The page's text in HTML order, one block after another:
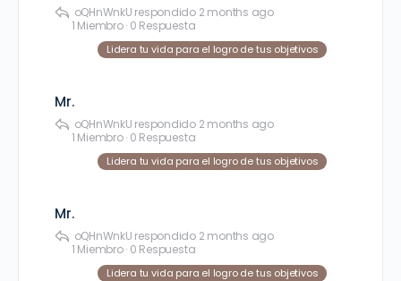
oQHnWnkU respondido 2 months ago
1 Miembro· 0 Respuesta
Lidera tu vida para el logro de tus objetivos
Mr.
oQHnWnkU respondido 2 months ago
1 Miembro· 0 Respuesta
Lidera tu vida para el logro de tus objetivos
Mr.
oQHnWnkU respondido 2 months ago
1 Miembro· 0 Respuesta
Lidera tu vida para el logro de tus objetivos